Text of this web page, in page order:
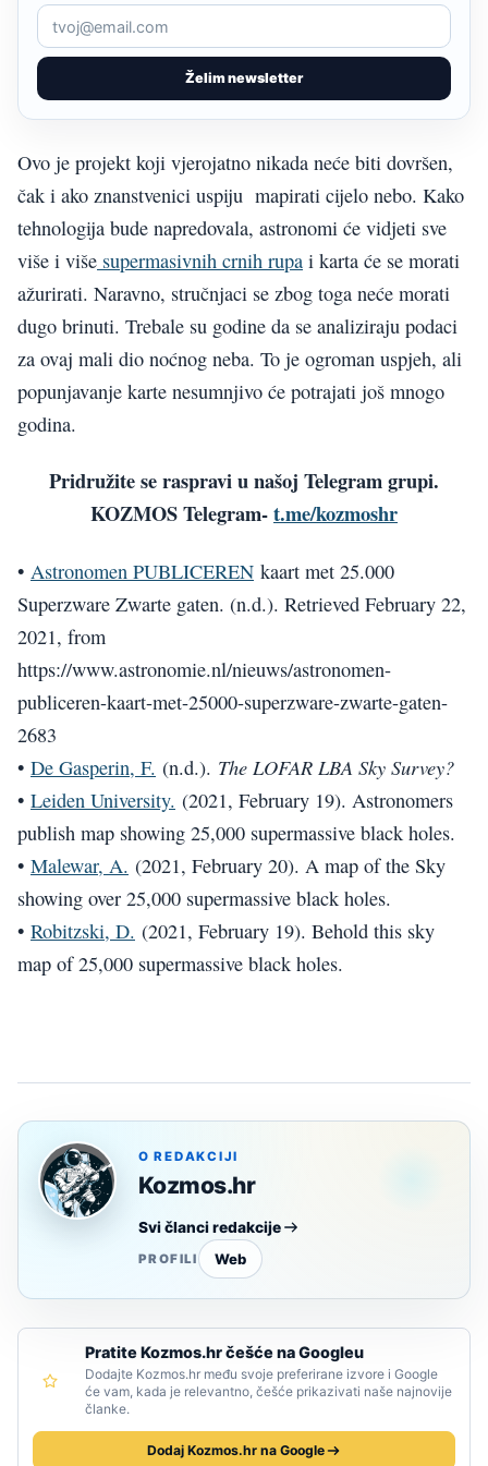
Želim newsletter
Ovo je projekt koji vjerojatno nikada neće biti dovršen,
čak i ako znanstvenici uspiju mapirati cijelo nebo. Kako
tehnologija bude napredovala, astronomi će vidjeti sve
više i više supermasivnih crnih rupa i karta će se morati
ažurirati. Naravno, stručnjaci se zbog toga neće morati
dugo brinuti. Trebale su godine da se analiziraju podaci
za ovaj mali dio noćnog neba. To je ogroman uspjeh, ali
popunjavanje karte nesumnjivo će potrajati još mnogo
godina.
Pridružite se raspravi u našoj Telegram grupi.
KOZMOS Telegram-t.me/kozmoshr
• Astronomen PUBLICEREN kaart met 25.000
Superzware Zwarte gaten. (n.d.). Retrieved February 22,
2021, from
https://www.astronomie.nl/nieuws/astronomen-
publiceren-kaart-met-25000-superzware-zwarte-gaten-
2683
• De Gasperin, F. (n.d.). The LOFAR LBA Sky Survey?
• Leiden University. (2021, February 19). Astronomers
publish map showing 25,000 supermassive black holes.
• Malewar, A. (2021, February 20). A map of the Sky
showing over 25,000 supermassive black holes.
• Robitzski, D. (2021, February 19). Behold this sky
map of 25,000 supermassive black holes.
O REDAKCIJI
Kozmos.hr
Svi članci redakcije
PROFILI Web
Pratite Kozmos.hr češće na Googleu
Dodajte Kozmos.hr među svoje preferirane izvore i Google
će vam, kada je relevantno, češće prikazivati naše najnovije
članke.
Dodaj Kozmos.hr na Google